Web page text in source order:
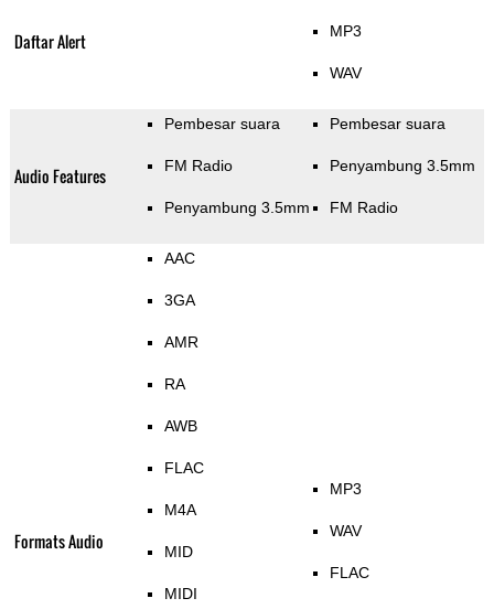
Daftar Alert MP3
WAV
Audio Features
Pembesar suara
FM Radio
Penyambung 3.5mm
Pembesar suara
Penyambung 3.5mm
FM Radio
Formats Audio
AAC
3GA
AMR
RA
AWB
FLAC
M4A
MID
MIDI
MP3
WAV
FLAC